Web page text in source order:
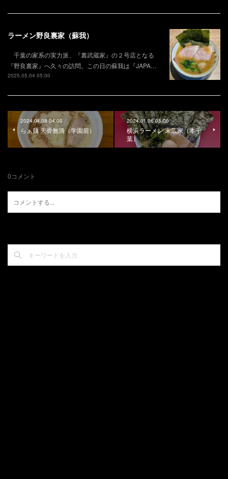
ラーメン野良裏家（蘇我）
千葉の家系の実力派、『裏武蔵家』の２号店となる
『野良裏家』へ久々の訪問。この日の蘇我は『JAPA…
2025.05.04 05:00
2024.04.08 04:00
らぁ麺 天香無滴（学園前）
2024.01.06 05:00
横浜ラーメン 末広家（本千
葉）
0コメント